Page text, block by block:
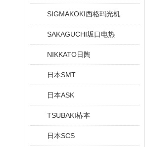
SIGMAKOKI西格玛光机
SAKAGUCHI坂口电热
NIKKATO日陶
日本SMT
日本ASK
TSUBAKI椿本
日本SCS